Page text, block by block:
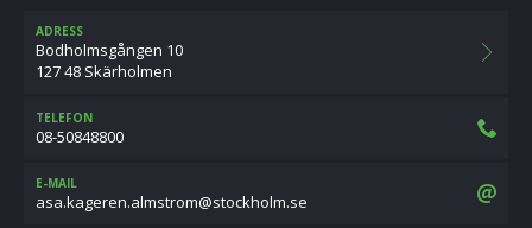
ADRESS
Bodholmsgången 10
127 48 Skärholmen
TELEFON
08-50848800
E-MAIL
es.mlohkcots@mortsmla.neregak.asa